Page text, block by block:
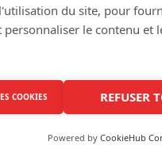
et le savoir-faire de nos
du site, pour
le contenu et
COOKIES REFUSER
Powered by CookieHub